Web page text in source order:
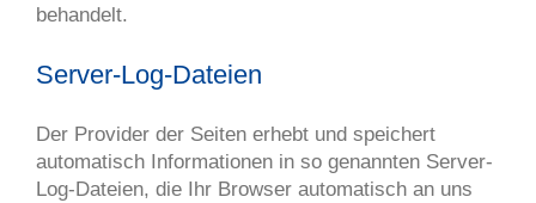
behandelt.
Server-Log-Dateien
Der Provider der Seiten erhebt und speichert
automatisch Informationen in so genannten Server-
Log-Dateien, die Ihr Browser automatisch an uns